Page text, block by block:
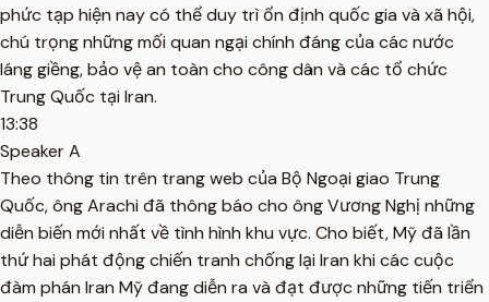
phức tạp hiện nay có thể duy trì ổn định quốc gia và xã hội,
chú trọng những mối quan ngại chính đáng của các nước
láng giềng, bảo vệ an toàn cho công dân và các tổ chức
Trung Quốc tại Iran.
13:38
Speaker A
Theo thông tin trên trang web của Bộ Ngoại giao Trung
Quốc, ông Arachi đã thông báo cho ông Vương Nghị những
diễn biến mới nhất về tình hình khu vực. Cho biết, Mỹ đã lần
thứ hai phát động chiến tranh chống lại Iran khi các cuộc
đàm phán Iran Mỹ đang diễn ra và đạt được những tiến triển